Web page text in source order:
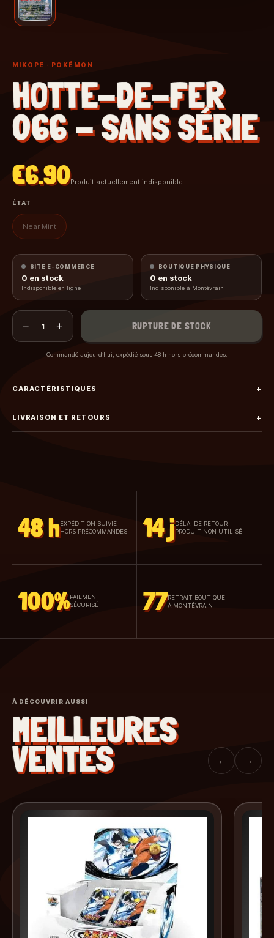
MIKOPE · POKÉMON
HOTTE-DE-FER
066 - SANS SÉRIE
€6.90Produit actuellement indisponible
ÉTAT
Near Mint
SITE E-COMMERCE
0 en stock
Indisponible en ligne
BOUTIQUE PHYSIQUE
0 en stock
Indisponible à Montévrain
− 1 + RUPTURE DE STOCK
Commandé aujourd’hui, expédié sous 48 h hors précommandes.
CARACTÉRISTIQUES +
LIVRAISON ET RETOURS +
48 h EXPÉDITION SUIVIE
HORS PRÉCOMMANDES
14 jDÉLAI DE RETOUR
PRODUIT NON UTILISÉ
100% PAIEMENT
SÉCURISÉ
77RETRAIT BOUTIQUE
À MONTÉVRAIN
À DÉCOUVRIR AUSSI
MEILLEURES
VENTES ← →